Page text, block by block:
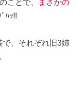
ことで、
まさかの
ﾊｯ!!
で、それぞれ旧3姉